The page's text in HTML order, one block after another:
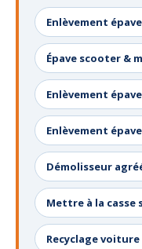
Enlèvement
Épave scooter &
Enlèvement
Enlèvement
Démolisseur
Mettre à la casse
Recyclage